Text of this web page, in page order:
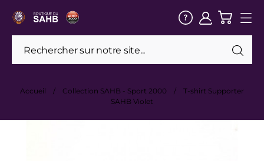
Accueil Collection SAHB - Sport 2000
T-shirt Supporter
SAHB Violet